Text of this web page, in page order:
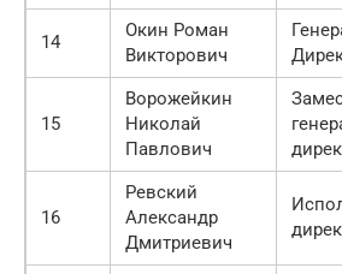
14
Окин Роман
Викторович
15
Ворожейкин
Николай
Павлович
16
Ревский
Александр
Дмитриевич